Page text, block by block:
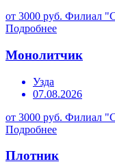
от 3000 руб. Филиал
Подробнее
Монолитчик
Узда
07.08.2026
от 3000 руб. Филиал
Подробнее
Плотник